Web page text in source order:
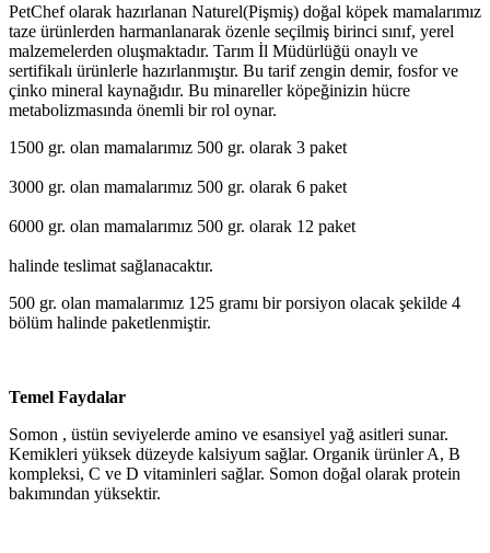
PetChef olarak hazırlanan Naturel(Pişmiş) doğal köpek mamalarımız
taze ürünlerden harmanlanarak özenle seçilmiş birinci sınıf, yerel
malzemelerden oluşmaktadır. Tarım İl Müdürlüğü onaylı ve
sertifikalı ürünlerle hazırlanmıştır. Bu tarif zengin demir, fosfor ve
çinko mineral kaynağıdır. Bu minareller köpeğinizin hücre
metabolizmasında önemli bir rol oynar.
1500 gr. olan mamalarımız 500 gr. olarak 3 paket
3000 gr. olan mamalarımız 500 gr. olarak 6 paket
6000 gr. olan mamalarımız 500 gr. olarak 12 paket
halinde teslimat sağlanacaktır.
500 gr. olan mamalarımız 125 gramı bir porsiyon olacak şekilde 4
bölüm halinde paketlenmiştir.
Temel Faydalar
Somon , üstün seviyelerde amino ve esansiyel yağ asitleri sunar.
Kemikleri yüksek düzeyde kalsiyum sağlar. Organik ürünler A, B
kompleksi, C ve D vitaminleri sağlar. Somon doğal olarak protein
bakımından yüksektir.